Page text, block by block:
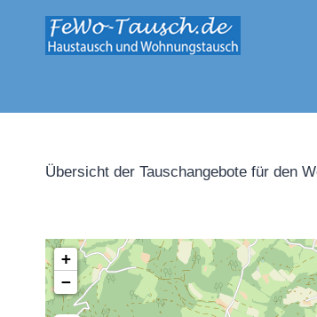
springen
Übersicht der Tauschangebote für den
+
−